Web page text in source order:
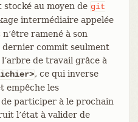
au moyen de git
intermédiaire appelée
ramené à son
commit seulment
l’arbre de travail grâce à
, ce qui inverse
empêche les
participer à le prochain
l’état à valider de